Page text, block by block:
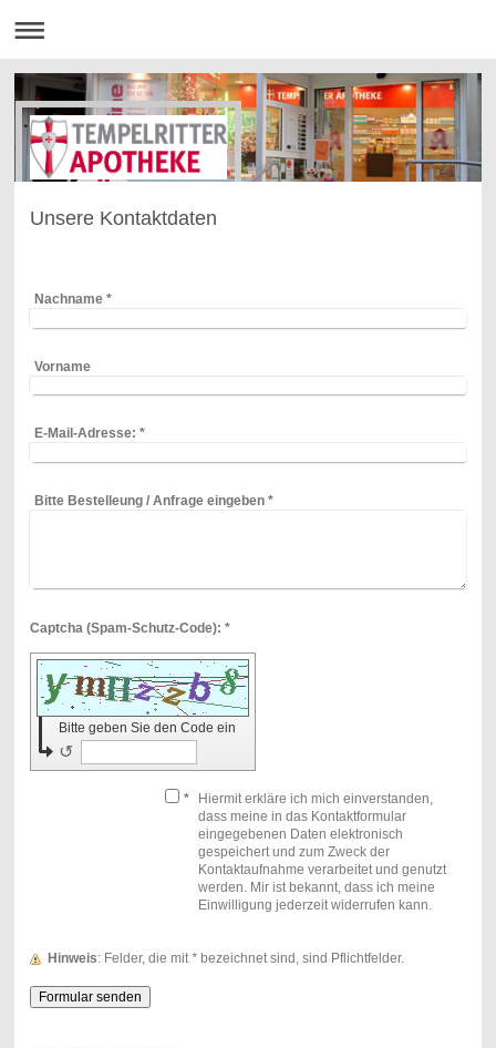
Unsere Kontaktdaten
Nachname*
Vorname
E-Mail-Adresse: *
Bitte Bestelleung / Anfrage eingeben*
Captcha (Spam-Schutz-Code): *
Bitte geben Sie den Code ein
↺
*
Hiermit erkläre ich mich einverstanden,
dass meine in das Kontaktformular
eingegebenen Daten elektronisch
gespeichert und zum Zweck der
Kontaktaufnahme verarbeitet und genutzt
werden. Mir ist bekannt, dass ich meine
Einwilligung jederzeit widerrufen kann.
Hinweis : Felder, die mit *bezeichnet sind, sind Pflichtfelder.